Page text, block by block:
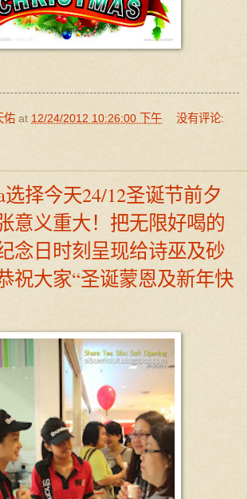
佑 at 12/24/2012 10:26:00 下午 没有评论:
选择今天24/12圣诞节前夕
意义重大！把无限好喝的
念日时刻呈现给诗巫及砂
祝大家“圣诞蒙恩及新年快